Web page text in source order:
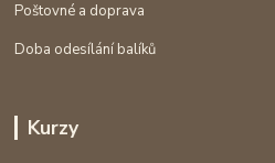
Poštovné a doprava
Doba odesílání balíků
Kurzy